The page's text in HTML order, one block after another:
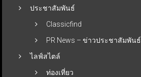
ประชาสัมพันธ์
Classicfind
PR News – ข่าวประชาสัมพันธ์
ไลฟ์สไตล์
ท่องเที่ยว